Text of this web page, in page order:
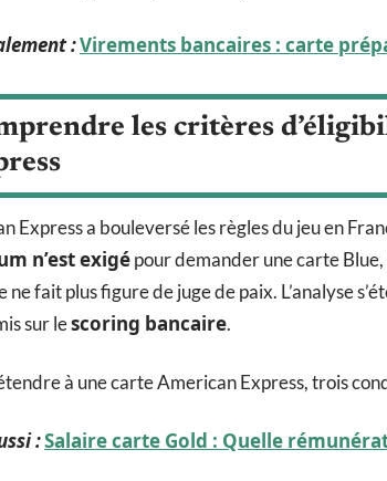
:Virements bancaires : carte
les critères
Express a bouleversé les règles du jeu en
n’est exigépour demander une carte
ne fait plus figure de juge de paix. L’analyse
sur lescoring bancaire.
à une carte American Express, trois
:Salaire carte Gold : Quelle